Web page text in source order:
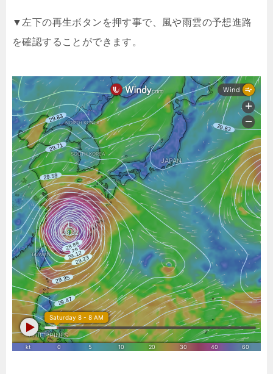
▼左下の再生ボタンを押す事で、風や雨雲の予想進路
を確認することができます。